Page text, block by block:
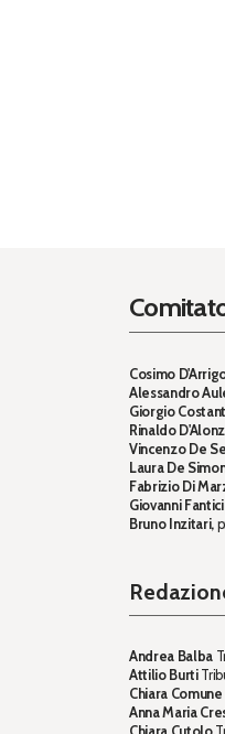
Cosimo
Alessandro
Giorgio
Rinaldo
Vincenzo De
Laura De
Fabrizio Di
Giovanni
Bruno Inzitari,
Andrea Balba
Attilio Burti
Chiara Comune
Anna Maria